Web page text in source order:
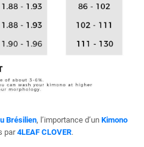
Brésilien, l’importance d’un Kimono
par4LEAF CLOVER.